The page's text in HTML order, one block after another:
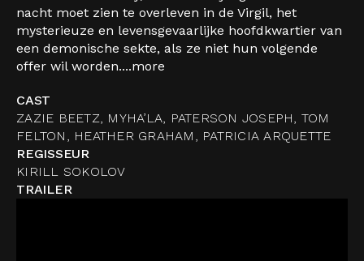
nacht moet zien te overleven in de Virgil, het
mysterieuze en levensgevaarlijke hoofdkwartier van
een demonische sekte, als ze niet hun volgende
offer wil worden....more
CAST
ZAZIE BEETZ, MYHA’LA, PATERSON JOSEPH, TOM
FELTON, HEATHER GRAHAM, PATRICIA ARQUETTE
REGISSEUR
KIRILL SOKOLOV
TRAILER